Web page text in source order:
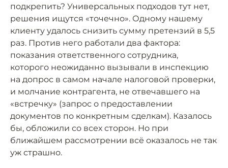
подкрепить? Универсальных подходов тут нет,
решения ищутся «точечно». Одному нашему
клиенту удалось снизить сумму претензий в 5,5
раз. Против него работали два фактора:
показания ответственного сотрудника,
которого неожиданно вызывали в инспекцию
на допрос в самом начале налоговой проверки,
и молчание контрагента, не отвечавшего на
«встречку» (запрос о предоставлении
документов по конкретным сделкам). Казалось
бы, обложили со всех сторон. Но при
ближайшем рассмотрении всё оказалось не так
уж страшно.